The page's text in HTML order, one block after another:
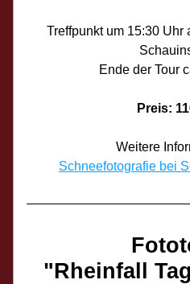
Treffpunkt um 15:30 Uhr
Ende der Tour
Preis:
Weitere
Schneefotografie bei
"Rheinfall